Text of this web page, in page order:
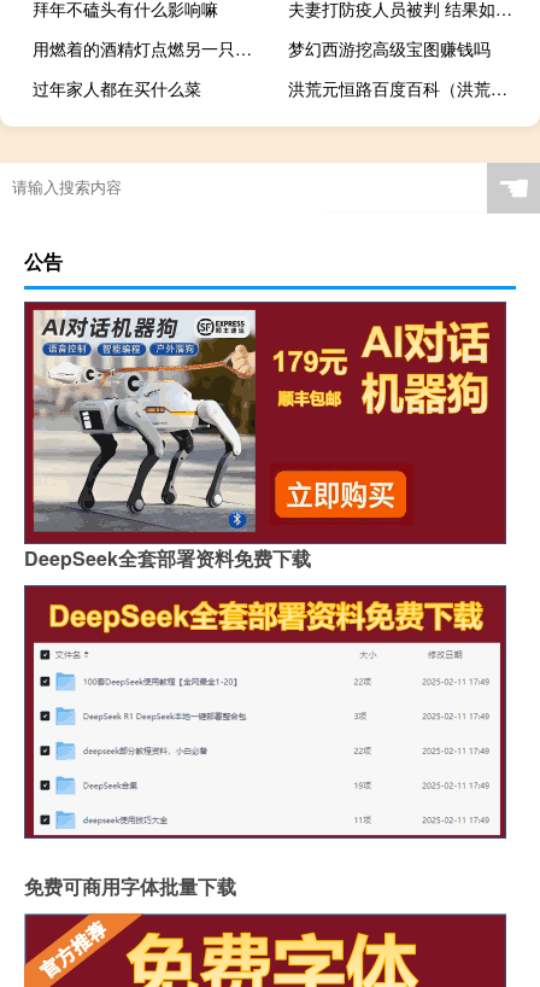
拜年不磕头有什么影响嘛
夫妻打防疫人员被判 结果如何具体事件经过是
用燃着的酒精灯点燃另一只酒精灯
梦幻西游挖高级宝图赚钱吗
过年家人都在买什么菜
洪荒元恒路百度百科（洪荒元恒路）
☚
公告
DeepSeek全套部署资料免费下载
免费可商用字体批量下载